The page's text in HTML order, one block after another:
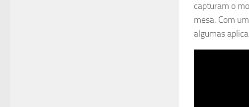
capturam o
mesa. Com
algumas